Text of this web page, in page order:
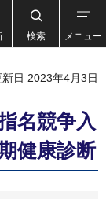
検索 メニュー
日 2023年4月3日
名競争入
健康診断